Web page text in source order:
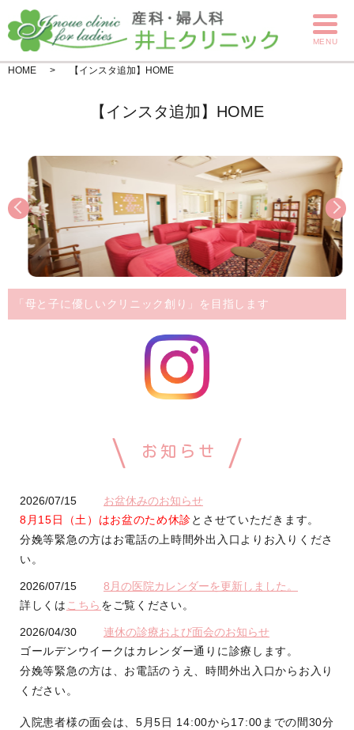
MENU
HOME 【インスタ追加】HOME
【インスタ追加】HOME
「母と子に優しいクリニック創り」を目指します
お知らせ
2026/07/15
お盆休みのお知らせ
8月15日（土）はお盆のため休診とさせていただきます。
分娩等緊急の方はお電話の上時間外出入口よりお入りくださ
い。
2026/07/15
8月の医院カレンダーを更新しました。
詳しくは こちら をご覧ください。
2026/04/30
連休の診療および面会のお知らせ
ゴールデンウイークはカレンダー通りに診療します。
分娩等緊急の方は、お電話のうえ、時間外出入口からお入り
ください。
入院患者様の面会は、5月5日 14:00から17:00までの間30分